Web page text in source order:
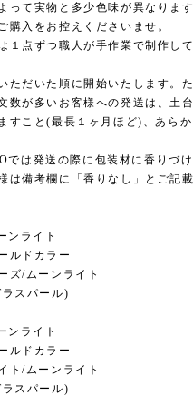
って実物と多少色味が異なりま
購入をお控えくださいませ。
１点ずつ職人が手作業で制作し
ただいた順に開始いたします。
数が多いお客様への発送は、土
すこと(最長１ヶ月ほど)、あら
は発送の際に包装材に香りづけ
は備考欄に「香りなし」とご記載
ンライト
ルドカラー
ズ/ムーンライト
スパール)
ンライト
ルドカラー
ト/ムーンライト
スパール)